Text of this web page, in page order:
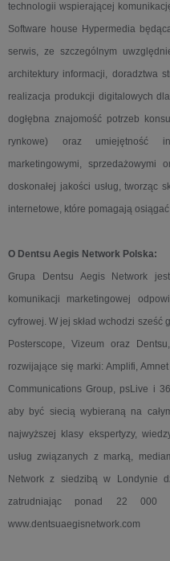
technologii wspierającej
Software house Hypermedia
serwis, ze szczególnym
architektury informacji, doradztwa
realizacja produkcji digitalowych
dogłębna znajomość potrzeb
rynkowe) oraz umiejętność
marketingowymi, sprzedażowymi
doskonałej jakości usług, tworząc
internetowe, które pomagają
O Dentsu Aegis Network Polska:
Grupa Dentsu Aegis Network
komunikacji marketingowej
cyfrowej. W jej skład wchodzi sześć
Posterscope, Vizeum oraz
rozwijające się marki: Amplifi,
Communications Group, psLive i
aby być siecią wybieraną na
najwyższej klasy ekspertyzy,
usług związanych z marką,
Network z siedzibą w Londynie
zatrudniając ponad 22 000
www.dentsuaegisnetwork.com